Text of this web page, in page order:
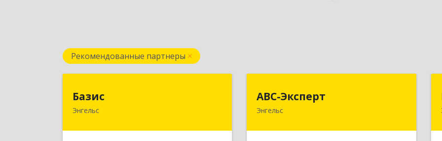
Рекомендованные партнеры
Базис
Энгельс
АВС-Эксперт
Энгельс
413105, Саратовская обл, Энгельс г,